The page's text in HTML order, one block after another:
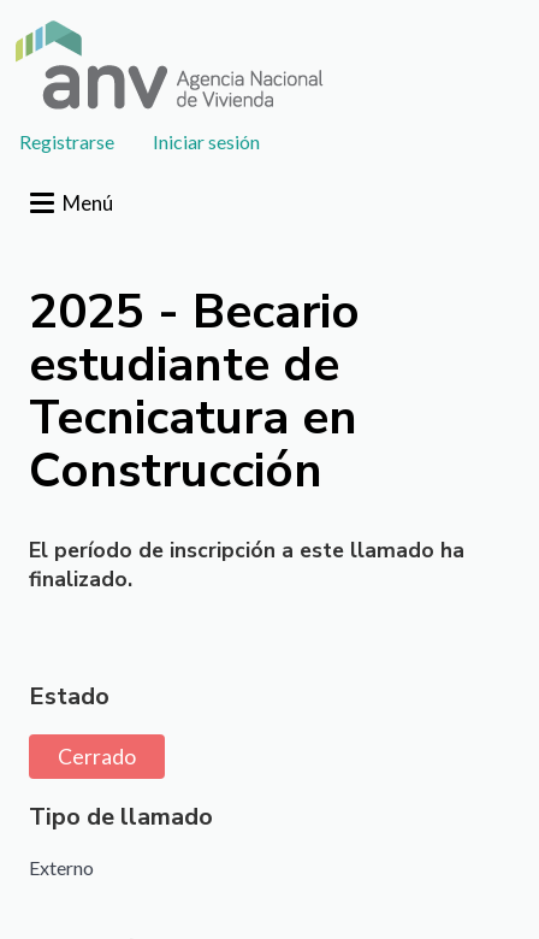
User
menu
Registrarse Iniciar sesión
Menú
2025 - Becario
estudiante de
Tecnicatura en
Construcción
El período de inscripción a este llamado ha
finalizado.
Estado
Cerrado
Tipo de llamado
Externo